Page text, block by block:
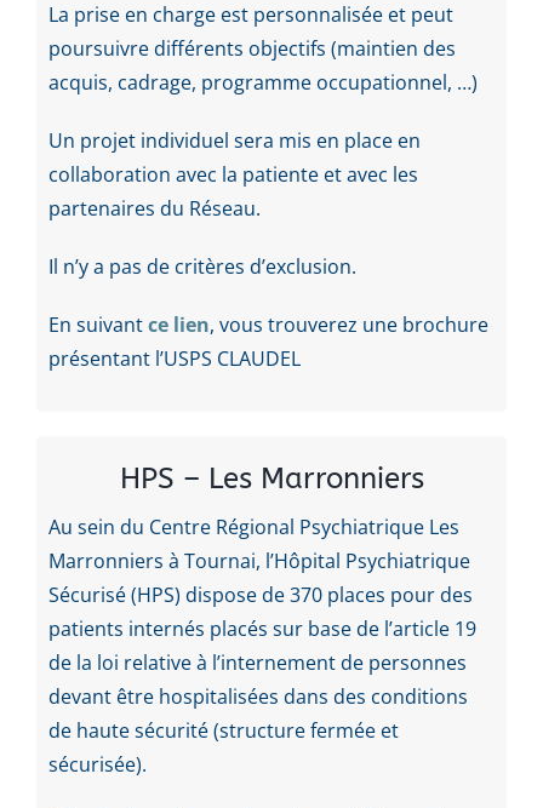
La prise en charge est personnalisée et peut
poursuivre différents objectifs (maintien des
acquis, cadrage, programme occupationnel, …)
Un projet individuel sera mis en place en
collaboration avec la patiente et avec les
partenaires du Réseau.
Il n’y a pas de critères d’exclusion.
En suivantce lien, vous trouverez une brochure
présentant l’USPS CLAUDEL
HPS – Les Marronniers
Au sein du Centre Régional Psychiatrique Les
Marronniers à Tournai, l’Hôpital Psychiatrique
Sécurisé (HPS) dispose de 370 places pour des
patients internés placés sur base de l’article 19
de la loi relative à l’internement de personnes
devant être hospitalisées dans des conditions
de haute sécurité (structure fermée et
sécurisée).